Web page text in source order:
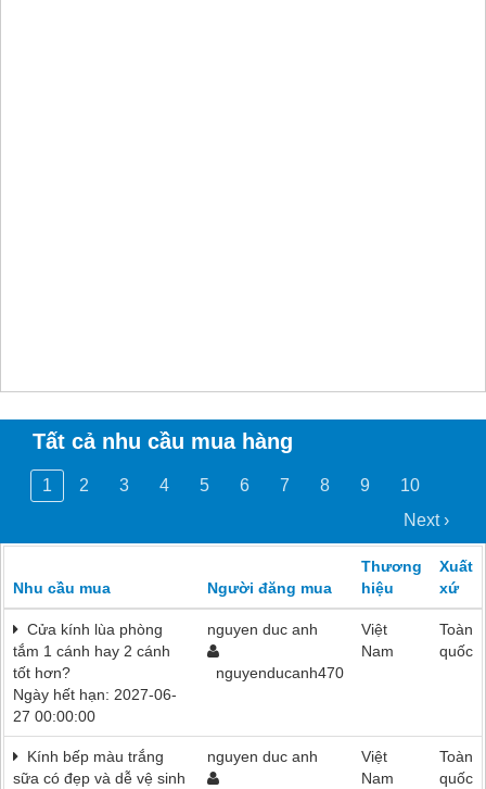
Tất cả nhu cầu mua hàng
1 2 3 4 5 6 7 8 9
10
Next ›
Nhu cầu mua Người đăng mua
Thương
hiệu
Xuất
xứ
Cửa kính lùa phòng
tắm 1 cánh hay 2 cánh
tốt hơn?
Ngày hết hạn: 2027-06-
27 00:00:00
nguyen duc anh
nguyenducanh470
Việt
Nam
Toàn
quốc
Kính bếp màu trắng
sữa có đẹp và dễ vệ sinh
nguyen duc anh
Việt
Nam
Toàn
quốc